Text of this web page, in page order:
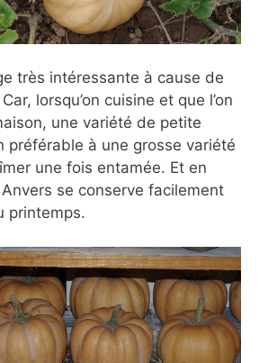
très intéressante à cause de
lorsqu’on cuisine et que l’on
une variété de petite
préférable à une grosse variété
une fois entamée. Et en
se conserve facilement
printemps.